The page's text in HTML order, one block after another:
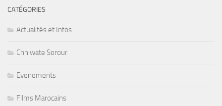
CATÉGORIES
Actualités et Infos
Chhiwate Sorour
Evenements
Films Marocains